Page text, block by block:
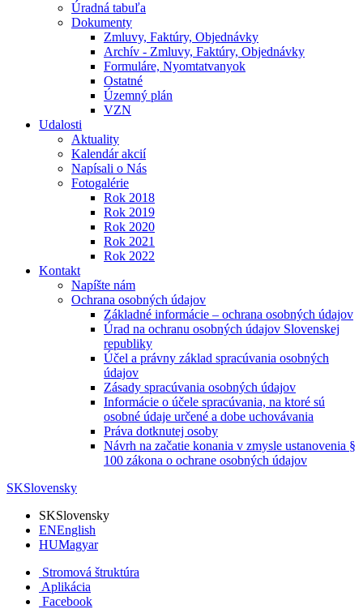
Úradná tabuľa
Dokumenty
Zmluvy, Faktúry, Objednávky
Archív - Zmluvy, Faktúry, Objednávky
Formuláre, Nyomtatvanyok
Ostatné
Územný plán
VZN
Udalosti
Aktuality
Kalendár akcií
Napísali o Nás
Fotogalérie
Rok 2018
Rok 2019
Rok 2020
Rok 2021
Rok 2022
Kontakt
Napíšte nám
Ochrana osobných údajov
Základné informácie – ochrana osobných údajov
Úrad na ochranu osobných údajov Slovenskej
republiky
Účel a právny základ spracúvania osobných
údajov
Zásady spracúvania osobných údajov
Informácie o účele spracúvania, na ktoré sú
osobné údaje určené a dobe uchovávania
Práva dotknutej osoby
Návrh na začatie konania v zmysle ustanovenia §
100 zákona o ochrane osobných údajov
SKSlovensky
SKSlovensky
ENEnglish
HUMagyar
Stromová štruktúra
Aplikácia
Facebook